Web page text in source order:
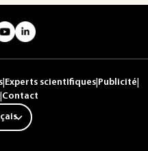
Experts scientifiques Publicité
Contact